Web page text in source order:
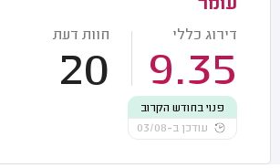
עומר
דירוג כללי
9.35
חוות דעת
20
פנוי בחודש הקרוב
עודכן ב-03/08